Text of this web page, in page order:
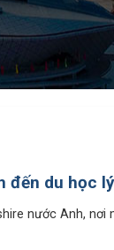
đến du học
nước Anh, nơi